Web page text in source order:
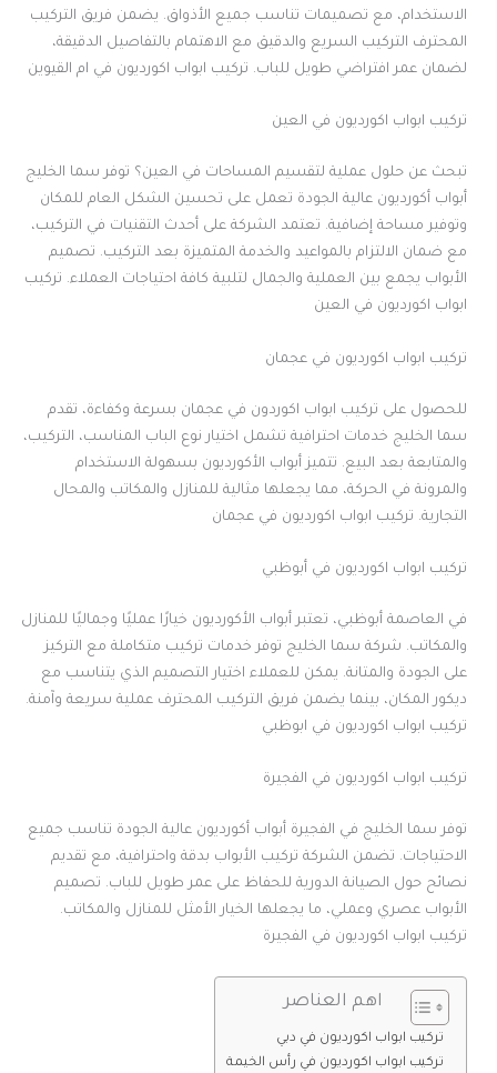
الاستخدام، مع تصميمات تناسب جميع الأذواق. يضمن فريق التركيب
المحترف التركيب السريع والدقيق مع الاهتمام بالتفاصيل الدقيقة،
لضمان عمر افتراضي طويل للباب. تركيب ابواب اكورديون في ام القيوين
تركيب ابواب اكورديون في العين
تبحث عن حلول عملية لتقسيم المساحات في العين؟ توفر سما الخليج
أبواب أكورديون عالية الجودة تعمل على تحسين الشكل العام للمكان
وتوفير مساحة إضافية. تعتمد الشركة على أحدث التقنيات في التركيب،
مع ضمان الالتزام بالمواعيد والخدمة المتميزة بعد التركيب. تصميم
الأبواب يجمع بين العملية والجمال لتلبية كافة احتياجات العملاء. تركيب
ابواب اكورديون في العين
تركيب ابواب اكورديون في عجمان
للحصول على تركيب ابواب اكوردون في عجمان بسرعة وكفاءة، تقدم
سما الخليج خدمات احترافية تشمل اختيار نوع الباب المناسب، التركيب،
والمتابعة بعد البيع. تتميز أبواب الأكورديون بسهولة الاستخدام
والمرونة في الحركة، مما يجعلها مثالية للمنازل والمكاتب والمحال
التجارية. تركيب ابواب اكورديون في عجمان
تركيب ابواب اكورديون في أبوظبي
في العاصمة أبوظبي، تعتبر أبواب الأكورديون خيارًا عمليًا وجماليًا للمنازل
والمكاتب. شركة سما الخليج توفر خدمات تركيب متكاملة مع التركيز
على الجودة والمتانة. يمكن للعملاء اختيار التصميم الذي يتناسب مع
ديكور المكان، بينما يضمن فريق التركيب المحترف عملية سريعة وآمنة.
تركيب ابواب اكورديون في ابوظبي
تركيب ابواب اكورديون في الفجيرة
توفر سما الخليج في الفجيرة أبواب أكورديون عالية الجودة تناسب جميع
الاحتياجات. تضمن الشركة تركيب الأبواب بدقة واحترافية، مع تقديم
نصائح حول الصيانة الدورية للحفاظ على عمر طويل للباب. تصميم
الأبواب عصري وعملي، ما يجعلها الخيار الأمثل للمنازل والمكاتب.
تركيب ابواب اكورديون في الفجيرة
اهم العناصر
تركيب ابواب اكورديون في دبي
تركيب ابواب اكورديون في رأس الخيمة